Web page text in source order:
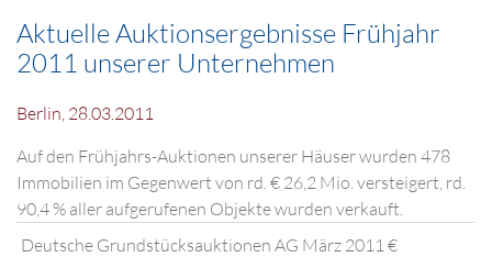
Aktuelle Auktionsergebnisse Frühjahr
2011 unserer Unternehmen
Berlin, 28.03.2011
Auf den Frühjahrs-Auktionen unserer Häuser wurden 478
Immobilien im Gegenwert von rd. € 26,2 Mio. versteigert, rd.
90,4 % aller aufgerufenen Objekte wurden verkauft.
Deutsche Grundstücksauktionen AG März 2011 €